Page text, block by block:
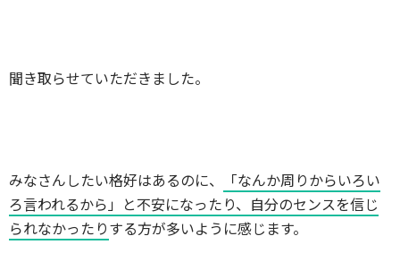
聞き取らせていただきました。
みなさんしたい格好はあるのに、
「なんか周りからいろい
ろ言われるから」と不安になったり、自分のセンスを信じ
られなかったりする方が多いように感じます。